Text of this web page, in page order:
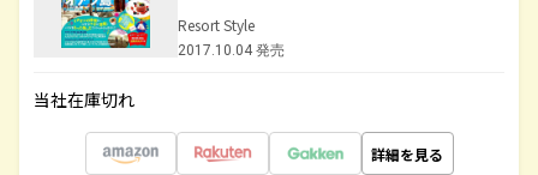
Resort Style
2017.10.04 発売
当社在庫切れ
詳細を見る